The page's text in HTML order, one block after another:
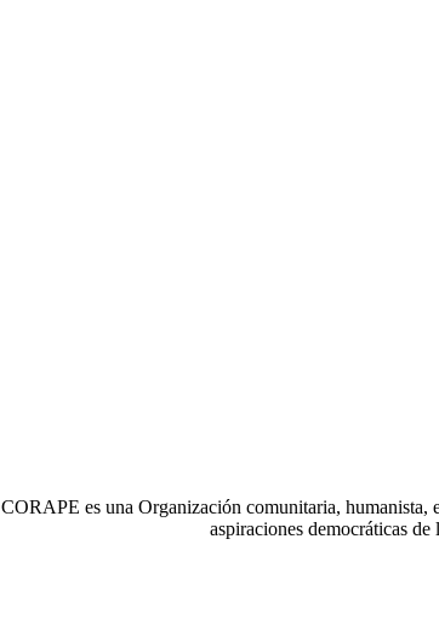
CORAPE es una Organización comunitaria, humanista,
aspiraciones democráticas de